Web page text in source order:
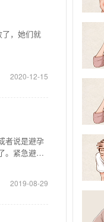
，她们就
2020-12-15
者说是避孕
。紧急避孕
2019-08-29